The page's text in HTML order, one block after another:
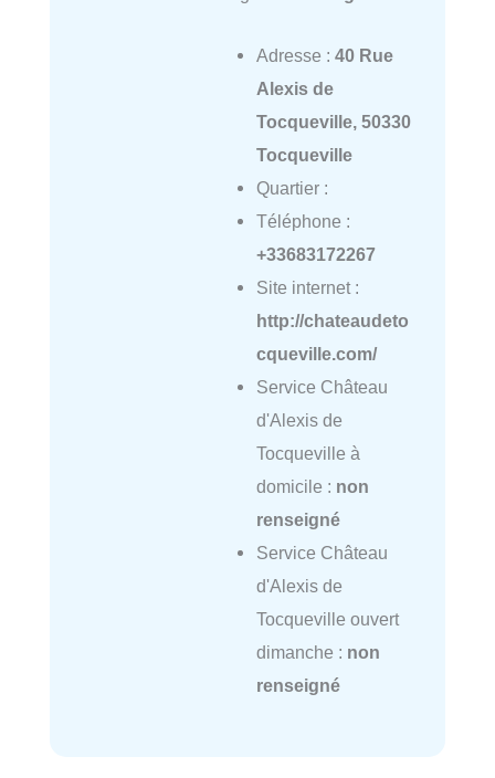
Adresse : 40 Rue
Alexis de
Tocqueville, 50330
Tocqueville
Quartier :
Téléphone :
+33683172267
Site internet :
http://chateaudeto
cqueville.com/
Service Château
d'Alexis de
Tocqueville à
domicile : non
renseigné
Service Château
d'Alexis de
Tocqueville ouvert
dimanche : non
renseigné